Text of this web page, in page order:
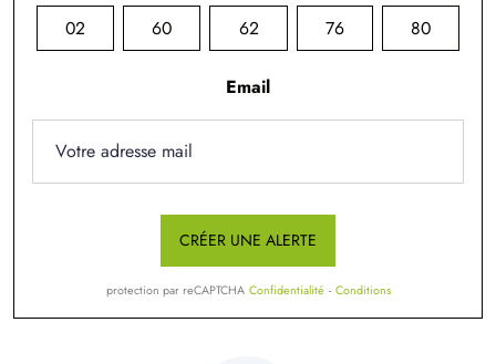
02 60 62 76 80
Email
CRÉER UNE ALERTE
protection par reCAPTCHA Confidentialité - Conditions